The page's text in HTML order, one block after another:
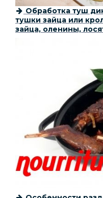
Обработка туш
тушки зайца или
зайца, оленины,